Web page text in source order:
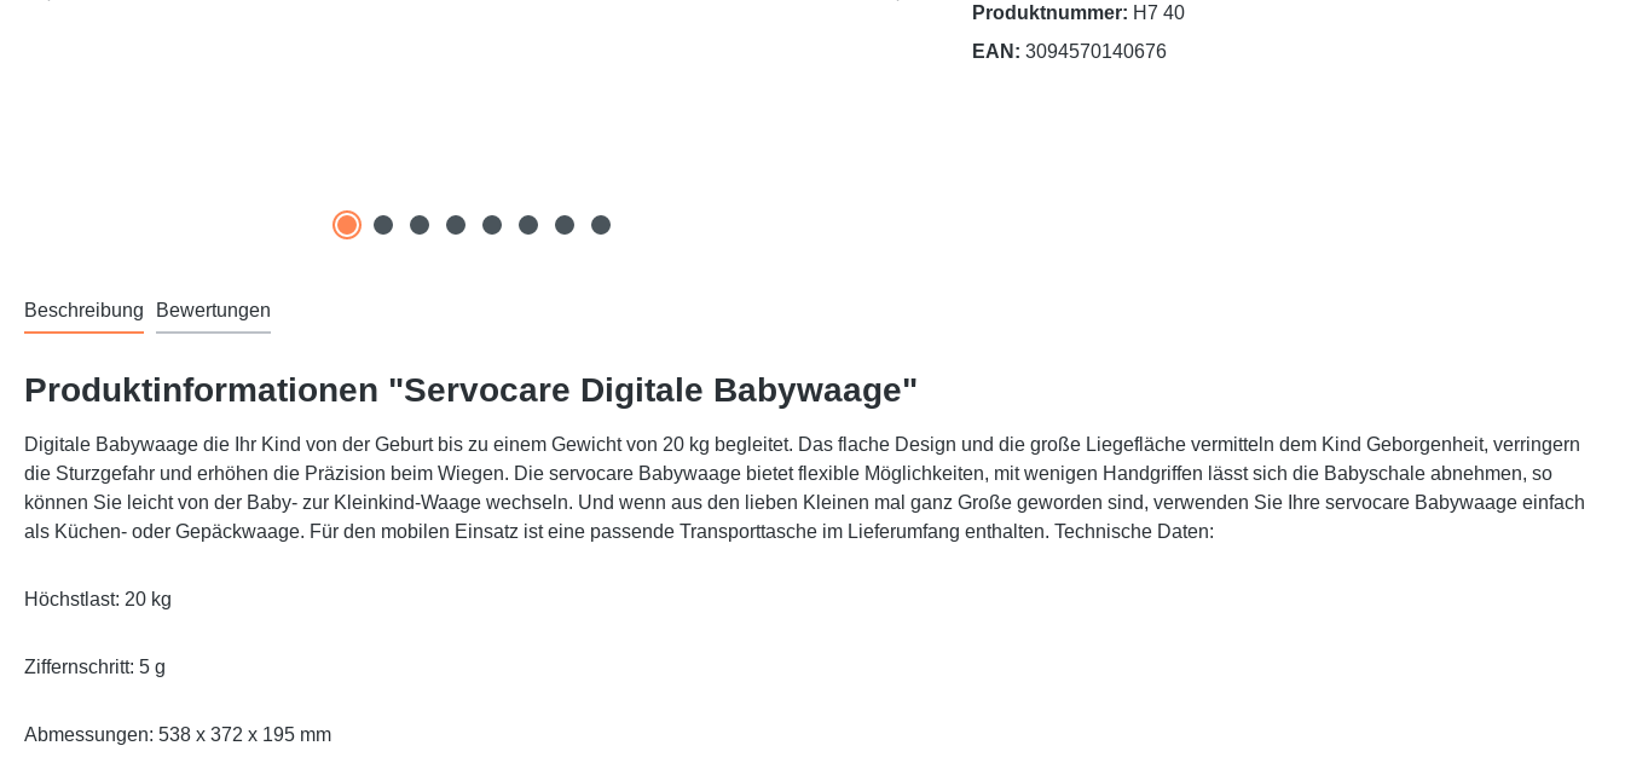
Produktnummer: H7 40
EAN: 3094570140676
Beschreibung Bewertungen
Produktinformationen "Servocare Digitale Babywaage"
Digitale Babywaage die Ihr Kind von der Geburt bis zu einem Gewicht von 20 kg begleitet. Das flache Design und die große Liegefläche vermitteln dem Kind Geborgenheit, verringern
die Sturzgefahr und erhöhen die Präzision beim Wiegen. Die servocare Babywaage bietet flexible Möglichkeiten, mit wenigen Handgriffen lässt sich die Babyschale abnehmen, so
können Sie leicht von der Baby- zur Kleinkind-Waage wechseln. Und wenn aus den lieben Kleinen mal ganz Große geworden sind, verwenden Sie Ihre servocare Babywaage einfach
als Küchen- oder Gepäckwaage. Für den mobilen Einsatz ist eine passende Transporttasche im Lieferumfang enthalten. Technische Daten:
Höchstlast: 20 kg
Ziffernschritt: 5 g
Abmessungen: 538 x 372 x 195 mm